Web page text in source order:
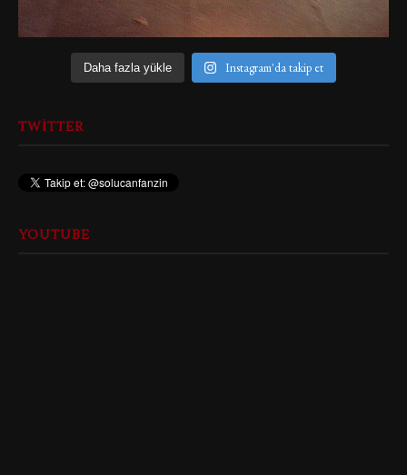
Daha fazla yükle Instagram'da takip et
TWITTER
YOUTUBE